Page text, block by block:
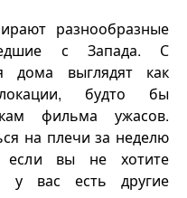
разнообразные
с Запада. С
дома выглядят как
будто бы
фильма ужасов.
на плечи за неделю
если вы не хотите
у вас есть другие